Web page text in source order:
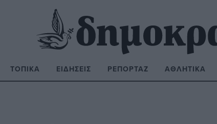
ΤΟΠΙΚΆ ΕΙΔΉΣΕΙΣ ΡΕΠΟΡΤΆΖ ΑΘΛΗΤΙΚΆ